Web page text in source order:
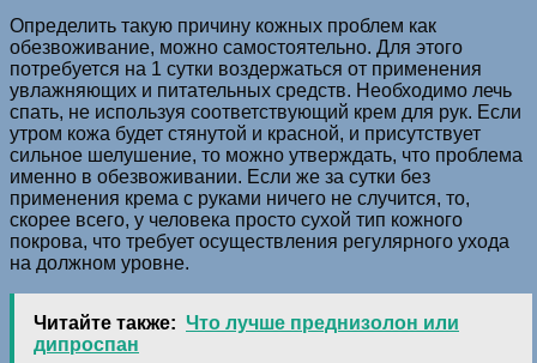
Определить такую причину кожных проблем как
обезвоживание, можно самостоятельно. Для этого
потребуется на 1 сутки воздержаться от применения
увлажняющих и питательных средств. Необходимо лечь
спать, не используя соответствующий крем для рук. Если
утром кожа будет стянутой и красной, и присутствует
сильное шелушение, то можно утверждать, что проблема
именно в обезвоживании. Если же за сутки без
применения крема с руками ничего не случится, то,
скорее всего, у человека просто сухой тип кожного
покрова, что требует осуществления регулярного ухода
на должном уровне.
Читайте также: Что лучше преднизолон или
дипроспан